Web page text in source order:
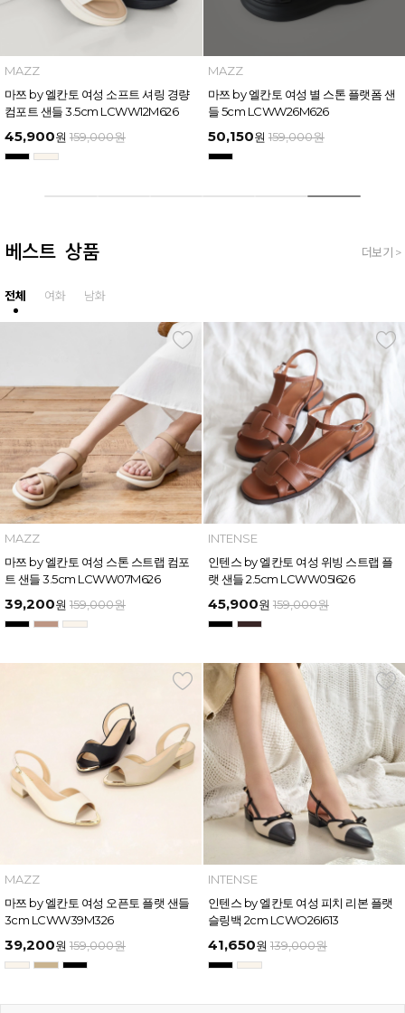
MAZZ
마쯔 by 엘칸토 여성 소프트 셔링 경량
컴포트 샌들 3.5cm LCWW12M626
45,900원 159,000원
MAZZ
마쯔 by 엘칸토 여성 별 스톤 플랫폼 샌
들 5cm LCWW26M626
50,150원 159,000원
베스트 상품
전체 여화 남화
더보기 >
MAZZ
마쯔 by 엘칸토 여성 스톤 스트랩 컴포
트 샌들 3.5cm LCWW07M626
39,200원 159,000원
INTENSE
인텐스 by 엘칸토 여성 위빙 스트랩 플
랫 샌들 2.5cm LCWW05I626
45,900원 159,000원
MAZZ
마쯔 by 엘칸토 여성 오픈토 플랫 샌들
3cm LCWW39M326
39,200원 159,000원
INTENSE
인텐스 by 엘칸토 여성 피치 리본 플랫
슬링백 2cm LCWO26I613
41,650원 139,000원